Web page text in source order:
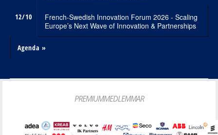
12/10
French-Swedish Innovation Forum 2026 - Scaling
Europe’s Next Wave of Innovation & Partnerships
Agenda »
PREMIUMMEDLEMMAR